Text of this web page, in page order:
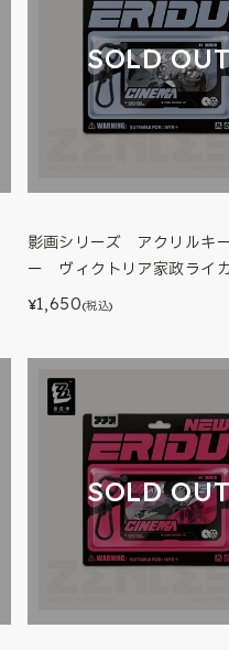
SOLD
影画シリーズ アクリルキ
ー ヴィクトリア家政ライ
¥1,650(税込)
SOLD